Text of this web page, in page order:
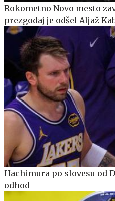
Rokometno Novo mesto
prezgodaj je odšel Aljaž
Hachimura po slovesu od
odhod